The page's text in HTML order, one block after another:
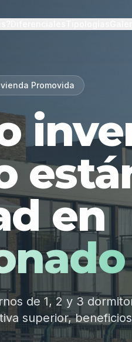
Promovida
en
de 1, 2 y 3
superior,